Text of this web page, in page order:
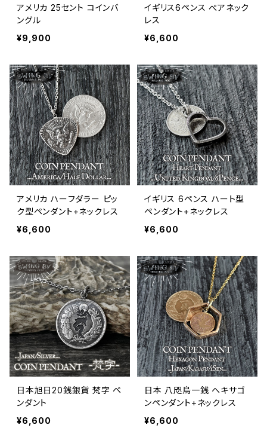
アメリカ 25セント コインバ
ングル
¥9,900
イギリス6ペンス ぺアネック
レス
¥6,600
アメリカ ハーフダラー ピッ
ク型ペンダント+ネックレス
¥6,600
イギリス 6ペンス ハート型
ペンダント+ネックレス
¥6,600
日本旭日20銭銀貨 梵字 ペ
ンダント
¥6,600
日本 八咫烏一銭 ヘキサゴ
ンペンダント+ネックレス
¥6,600